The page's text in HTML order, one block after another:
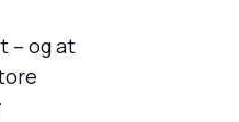
– og at